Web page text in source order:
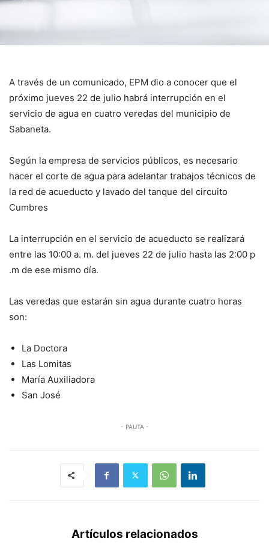
A través de un comunicado, EPM dio a conocer que el
próximo jueves 22 de julio habrá interrupción en el
servicio de agua en cuatro veredas del municipio de
Sabaneta.
Según la empresa de servicios públicos, es necesario
hacer el corte de agua para adelantar trabajos técnicos de
la red de acueducto y lavado del tanque del circuito
Cumbres
La interrupción en el servicio de acueducto se realizará
entre las 10:00 a. m. del jueves 22 de julio hasta las 2:00 p
.m de ese mismo día.
Las veredas que estarán sin agua durante cuatro horas
son:
La Doctora
Las Lomitas
María Auxiliadora
San José
- PAUTA -
Artículos relacionados